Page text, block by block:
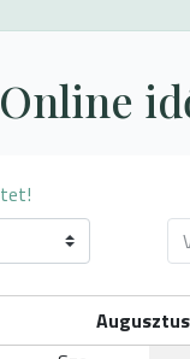
Online